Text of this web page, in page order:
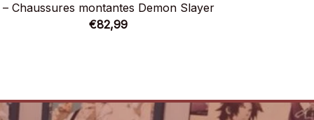
– Chaussures montantes Demon Slayer
€82,99